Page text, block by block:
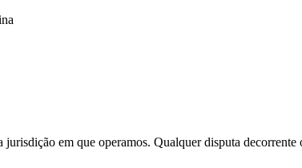
em que operamos. Qualquer disputa